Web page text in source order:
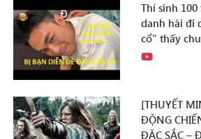
Thí sinh
danh hài đi
cổ" thấy
[THUYẾT
ĐỘNG
ĐẶC SẮC –